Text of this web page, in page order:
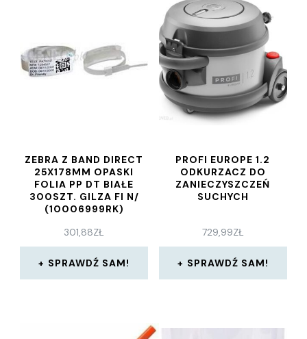
ZEBRA Z BAND DIRECT
25X178MM OPASKI
FOLIA PP DT BIAŁE
300SZT. GILZA FI N/
(10006999RK)
301,88ZŁ
SPRAWDŹ SAM!
PROFI EUROPE 1.2
ODKURZACZ DO
ZANIECZYSZCZEŃ
SUCHYCH
729,99ZŁ
SPRAWDŹ SAM!